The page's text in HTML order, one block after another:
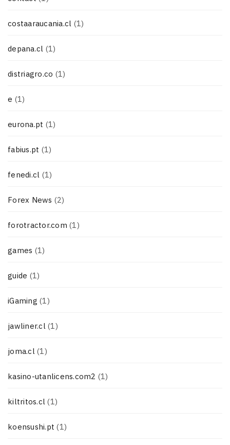
costaaraucania.cl (1)
depana.cl (1)
distriagro.co (1)
e (1)
eurona.pt (1)
fabius.pt (1)
fenedi.cl (1)
Forex News (2)
forotractor.com (1)
games (1)
guide (1)
iGaming (1)
jawliner.cl(1)
joma.cl(1)
kasino-utanlicens.com2 (1)
kiltritos.cl (1)
koensushi.pt (1)